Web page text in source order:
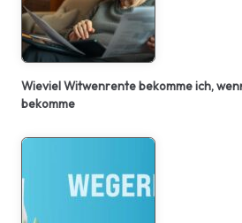
Wieviel Witwenrente bekomme ich,
bekomme